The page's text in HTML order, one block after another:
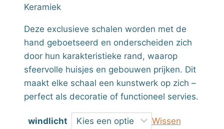
Keramiek
Deze exclusieve schalen worden met de
hand geboetseerd en onderscheiden zich
door hun karakteristieke rand, waarop
sfeervolle huisjes en gebouwen prijken. Dit
maakt elke schaal een kunstwerk op zich –
perfect als decoratie of functioneel servies.
windlicht Wissen